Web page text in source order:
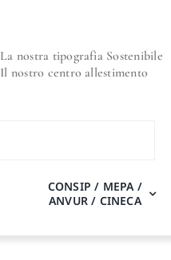
La nostra tipografia Sostenibile
Il nostro centro allestimento
CONSIP / MEPA /
ANVUR / CINECA